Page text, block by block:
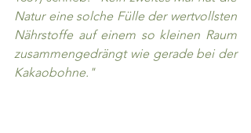
Natur eine solche Fülle der wertvollsten
Nährstoffe auf einem so kleinen Raum
zusammengedrängt wie gerade bei der
Kakaobohne."